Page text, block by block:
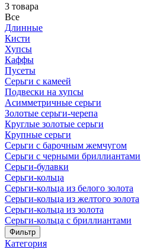
3 товара
Все
Длинные
Кисти
Хупсы
Каффы
Пусеты
Серьги с камеей
Подвески на хупсы
Асимметричные серьги
Золотые серьги-черепа
Круглые золотые серьги
Крупные серьги
Серьги с барочным жемчугом
Серьги с черными бриллиантами
Серьги-булавки
Серьги-кольца
Серьги-кольца из белого золота
Серьги-кольца из желтого золота
Серьги-кольца из золота
Серьги-кольца с бриллиантами
Фильтр
Категория